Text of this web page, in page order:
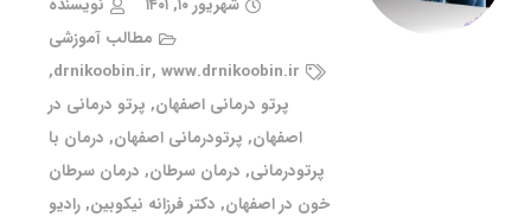
مطالب آموزشی
drnikoobin.ir, www.drnikoobin.ir
,
پرتو درمانی اصفهان, پرتو درمانی در
اصفهان, پرتودرمانی اصفهان, درمان با
پرتودرمانی, درمان سرطان, درمان سرطان
خون در اصفهان, دکتر فرزانه نیکوبین,رادیو